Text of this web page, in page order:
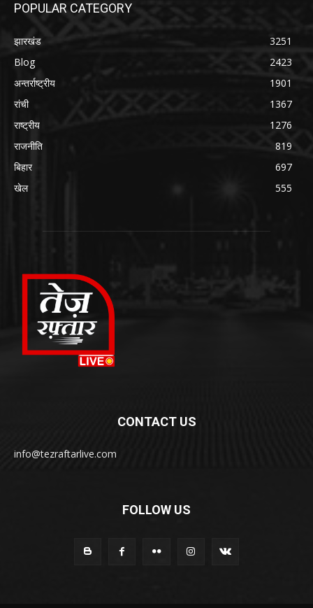
POPULAR CATEGORY
झारखंड
3251
Blog
2423
अन्तर्राष्ट्रीय
1901
रांची
1367
राष्ट्रीय
1276
राजनीति
819
बिहार
697
खेल
555
CONTACT US
info@tezraftarlive.com
FOLLOW US